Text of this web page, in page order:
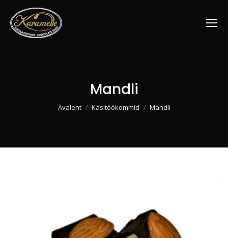
Mandli
You are here:
Avaleht Käsitöökommid Mandli